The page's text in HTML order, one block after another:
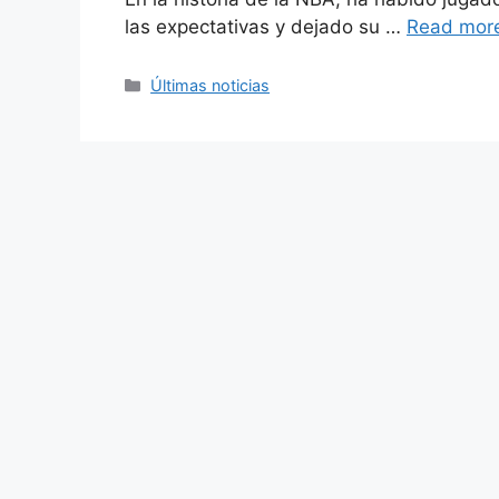
las expectativas y dejado su … Read
Categories
Últimas noticias